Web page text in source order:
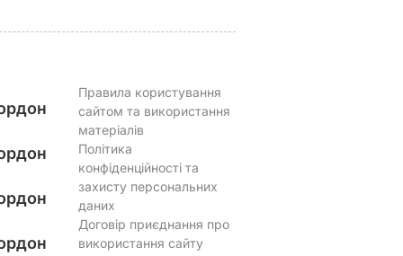
Правила користування
сайтом та використання
матеріалів
Політика
конфіденційності та
захисту персональних
даних
Договір приєднання про
використання сайту